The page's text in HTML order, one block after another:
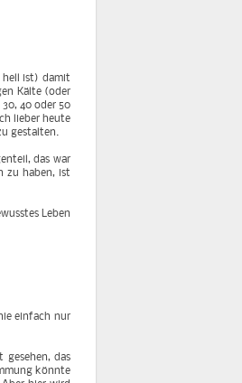
hell ist) damit
Kälte (oder
40 oder 50
lieber heute
gestalten.
das war
zu haben, ist
Leben
einfach nur
gesehen, das
könnte